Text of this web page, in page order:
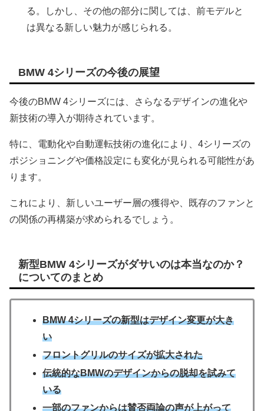
る。しかし、その他の部分に関しては、前モデルと
は異なる新しい魅力が感じられる。
BMW 4シリーズの今後の展望
今後のBMW 4シリーズには、さらなるデザインの進化や
新技術の導入が期待されています。
特に、電動化や自動運転技術の進化により、4シリーズの
ポジショニングや価格設定にも変化が見られる可能性があ
ります。
これにより、新しいユーザー層の獲得や、既存のファンと
の関係の再構築が求められるでしょう。
新型BMW 4シリーズがダサいのは本当なのか？
についてのまとめ
BMW 4シリーズの新型はデザイン変更が大き
い
フロントグリルのサイズが拡大された
伝統的なBMWのデザインからの脱却を試みて
いる
一部のファンからは賛否両論の声が上がって